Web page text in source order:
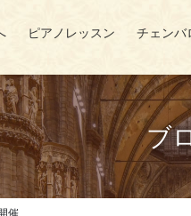
ピアノレッスン チェンバ
ブ
催